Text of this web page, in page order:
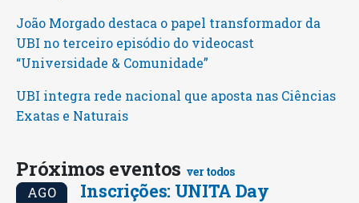
João Morgado destaca o papel transformador da
UBI no terceiro episódio do videocast
“Universidade & Comunidade”
UBI integra rede nacional que aposta nas Ciências
Exatas e Naturais
Próximos eventos ver todos
AGO Inscrições: UNITA Day